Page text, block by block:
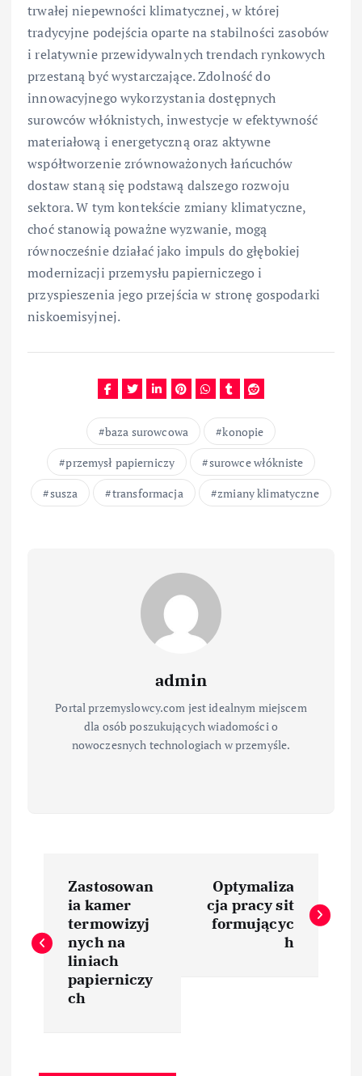
trwałej niepewności klimatycznej, w której
tradycyjne podejścia oparte na stabilności zasobów
i relatywnie przewidywalnych trendach rynkowych
przestaną być wystarczające. Zdolność do
innowacyjnego wykorzystania dostępnych
surowców włóknistych, inwestycje w efektywność
materiałową i energetyczną oraz aktywne
współtworzenie zrównoważonych łańcuchów
dostaw staną się podstawą dalszego rozwoju
sektora. W tym kontekście zmiany klimatyczne,
choć stanowią poważne wyzwanie, mogą
równocześnie działać jako impuls do głębokiej
modernizacji przemysłu papierniczego i
przyspieszenia jego przejścia w stronę gospodarki
niskoemisyjnej.
baza surowcowa
konopie
przemysł papierniczy
surowce włókniste
susza
transformacja zmiany klimatyczne
admin
Portal przemyslowcy.com jest idealnym miejscem
dla osób poszukujących wiadomości o
nowoczesnych technologiach w przemyśle.
w
Zastosowan
ia kamer
termowizyj
nych na
liniach
papierniczy
ch
Optymaliza
cja pracy sit
formującyc
h